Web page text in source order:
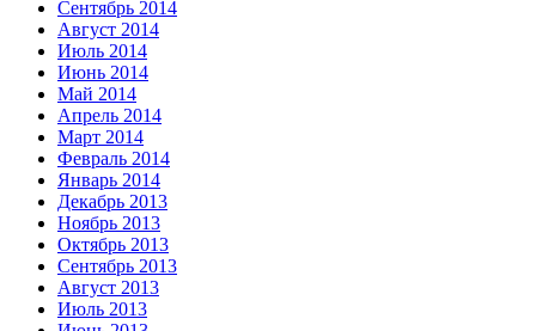
Сентябрь 2014
Август 2014
Июль 2014
Июнь 2014
Май 2014
Апрель 2014
Март 2014
Февраль 2014
Январь 2014
Декабрь 2013
Ноябрь 2013
Октябрь 2013
Сентябрь 2013
Август 2013
Июль 2013